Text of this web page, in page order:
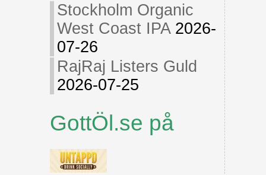
Stockholm Organic
West Coast IPA 2026-
07-26
RajRaj Listers Guld
2026-07-25
GottÖl.se på